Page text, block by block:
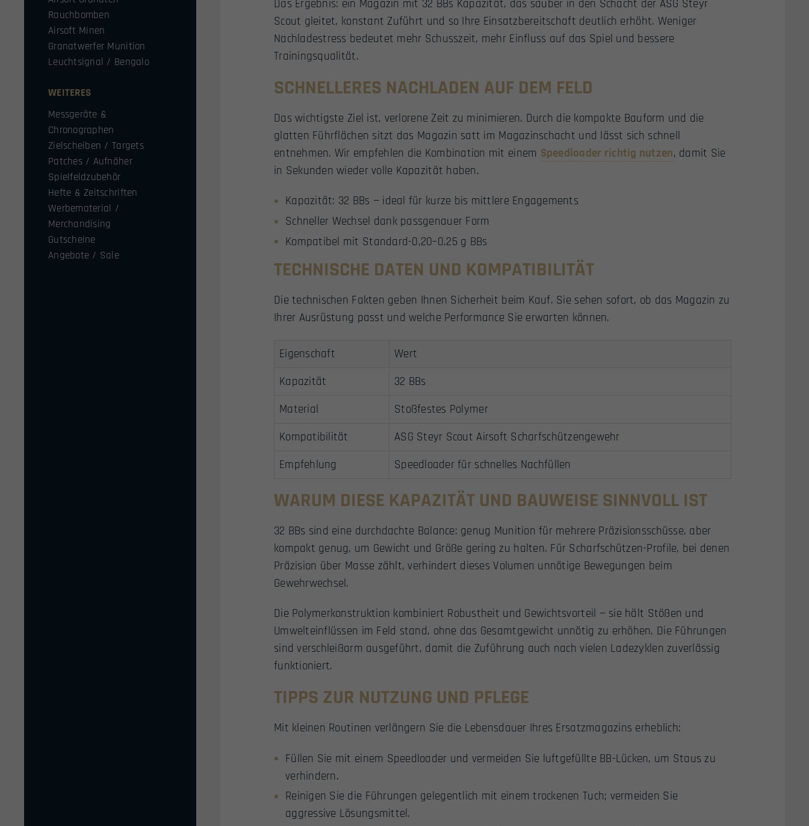
Rauchbomben
Airsoft Minen
Granatwerfer Munition
Leuchtsignal / Bengalo
WEITERES
Messgeräte &
Chronographen
Zielscheiben / Targets
Patches / Aufnäher
Spielfeldzubehör
Hefte & Zeitschriften
Werbematerial /
Merchandising
Gutscheine
Angebote / Sale
Das Ergebnis: ein Magazin mit 32 BBs Kapazität, das sauber in den Schacht der ASG Steyr
Scout gleitet, konstant Zuführt und so Ihre Einsatzbereitschaft deutlich erhöht. Weniger
Nachladestress bedeutet mehr Schusszeit, mehr Einfluss auf das Spiel und bessere
Trainingsqualität.
SCHNELLERES NACHLADEN AUF DEM FELD
Das wichtigste Ziel ist, verlorene Zeit zu minimieren. Durch die kompakte Bauform und die
glatten Führflächen sitzt das Magazin satt im Magazinschacht und lässt sich schnell
entnehmen. Wir empfehlen die Kombination mit einem Speedloader richtig nutzen, damit Sie
in Sekunden wieder volle Kapazität haben.
Kapazität: 32 BBs — ideal für kurze bis mittlere Engagements
Schneller Wechsel dank passgenauer Form
Kompatibel mit Standard-0,20–0,25 g BBs
TECHNISCHE DATEN UND KOMPATIBILITÄT
Die technischen Fakten geben Ihnen Sicherheit beim Kauf. Sie sehen sofort, ob das Magazin zu
Ihrer Ausrüstung passt und welche Performance Sie erwarten können.
Eigenschaft
Wert
Kapazität
32 BBs
Material
Stoßfestes Polymer
Kompatibilität
ASG Steyr Scout Airsoft Scharfschützengewehr
Empfehlung
Speedloader für schnelles Nachfüllen
WARUM DIESE KAPAZITÄT UND BAUWEISE SINNVOLL IST
32 BBs sind eine durchdachte Balance: genug Munition für mehrere Präzisionsschüsse, aber
kompakt genug, um Gewicht und Größe gering zu halten. Für Scharfschützen-Profile, bei denen
Präzision über Masse zählt, verhindert dieses Volumen unnötige Bewegungen beim
Gewehrwechsel.
Die Polymerkonstruktion kombiniert Robustheit und Gewichtsvorteil — sie hält Stößen und
Umwelteinflüssen im Feld stand, ohne das Gesamtgewicht unnötig zu erhöhen. Die Führungen
sind verschleißarm ausgeführt, damit die Zuführung auch nach vielen Ladezyklen zuverlässig
funktioniert.
TIPPS ZUR NUTZUNG UND PFLEGE
Mit kleinen Routinen verlängern Sie die Lebensdauer Ihres Ersatzmagazins erheblich:
Füllen Sie mit einem Speedloader und vermeiden Sie luftgefüllte BB-Lücken, um Staus zu
verhindern.
Reinigen Sie die Führungen gelegentlich mit einem trockenen Tuch; vermeiden Sie
aggressive Lösungsmittel.